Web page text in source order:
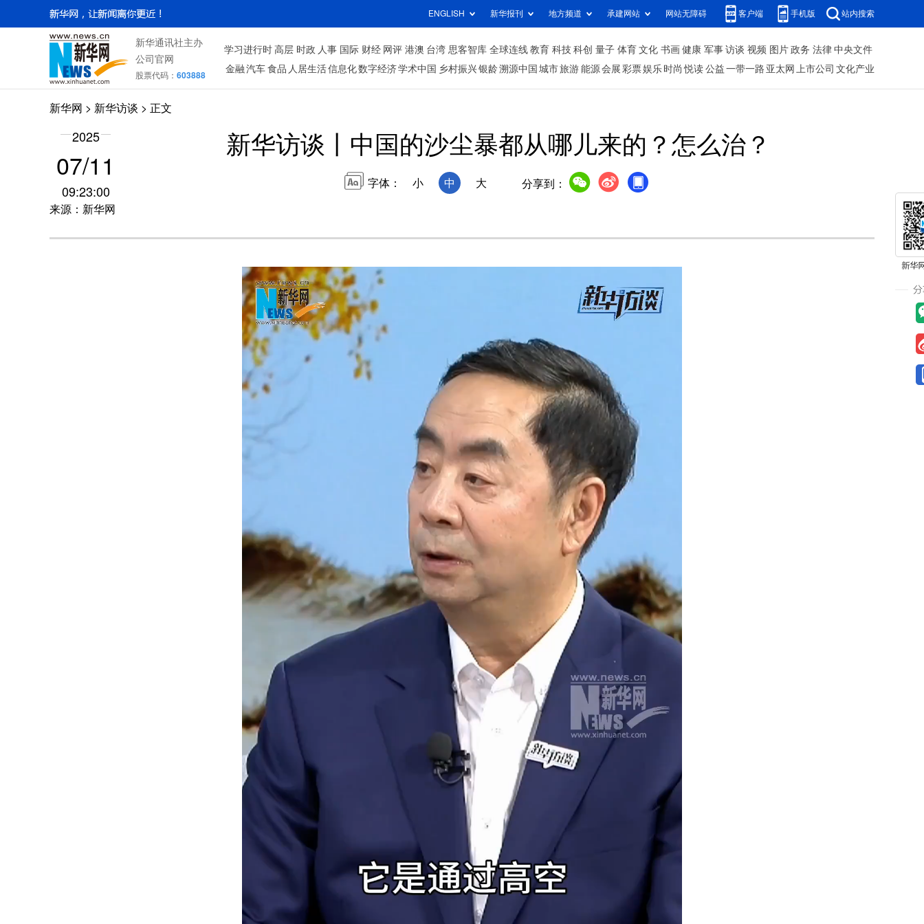
ENGLISH 新华报刊 地方频道 承建网站 网站无障碍 客户端 手机版 站内搜索
新华通讯社主办
公司官网
股票代码： 603888
学习进行时 高层 时政 人事 国际 财经 网评 港澳 台湾 思客智库 全球连线 教育 科技 科创 量子 体育 文化 书画 健康 军事 访谈 视频 图片 政务 法律 中央文件
金融 汽车 食品 人居生活信息化数字经济学术中国 乡村振兴银龄溯源中国 城市旅游 能源 会展 彩票娱乐 时尚 悦读 公益 一带一路 亚太网 上市公司 文化产业
新华网 > 新华访谈 > 正文
2025
07/11
09:23:00
来源：新华网
新华访谈丨中国的沙尘暴都从哪儿来的？怎么治？
字体： 小 中 大 分享到：